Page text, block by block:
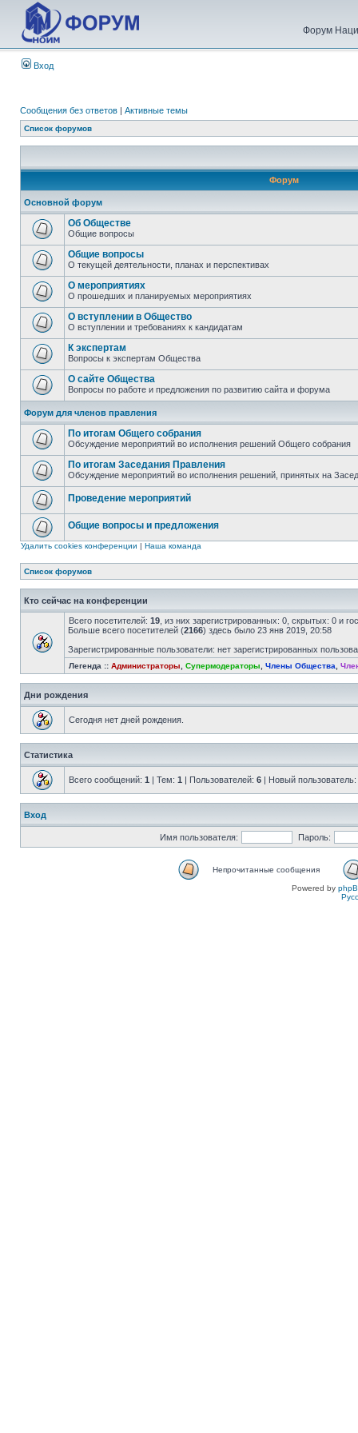
Форум
Вход
Сообщения без ответов | Активные темы
Список форумов
Форум
Основной форум
Об Обществе
Общие вопросы
Общие вопросы
О текущей деятельности, планах и перспективах
О мероприятиях
О прошедших и планируемых мероприятиях
О вступлении в Общество
О вступлении и требованиях к кандидатам
К экспертам
Вопросы к экспертам Общества
О сайте Общества
Вопросы по работе и предложения по развитию сайта и форума
Форум для членов правления
По итогам Общего собрания
Обсуждение мероприятий во исполнения решений Общего собрания
По итогам Заседания Правления
Обсуждение мероприятий во исполнения решений, принятых на
Проведение мероприятий
Общие вопросы и предложения
Удалить cookies конференции | Наша команда
Список форумов
Кто сейчас на конференции
Всего посетителей: 19 , из них зарегистрированных: 0, скрытых: 0 и
Больше всего посетителей (2166) здесь было 23 янв 2019, 20:58
Зарегистрированные пользователи: нет зарегистрированных
Легенда :: Администраторы Супермодераторы Члены Общества
Дни рождения
Сегодня нет дней рождения.
Статистика
Всего сообщений: 1 | Тем: 1 | Пользователей: 6 | Новый пользователь:
Вход
Имя пользователя: Пароль:
Непрочитанные сообщения
Powered by